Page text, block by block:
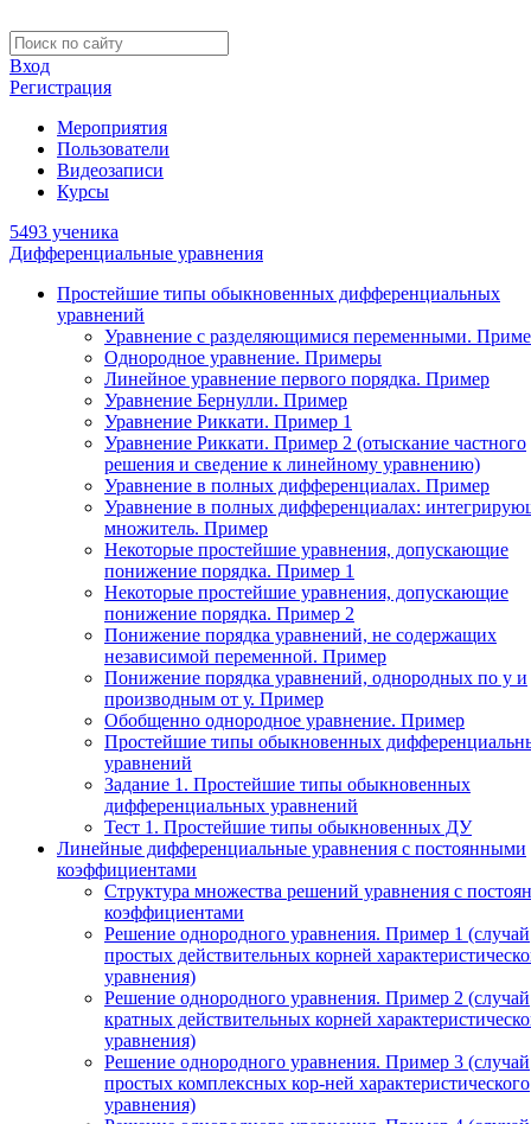
Вход
Регистрация
Мероприятия
Пользователи
Видеозаписи
Курсы
5493 ученика
Дифференциальные уравнения
Простейшие типы обыкновенных дифференциальных
уравнений
Уравнение с разделяющимися переменными.
Однородное уравнение. Примеры
Линейное уравнение первого порядка. Пример
Уравнение Бернулли. Пример
Уравнение Риккати. Пример 1
Уравнение Риккати. Пример 2 (отыскание частного
решения и сведение к линейному уравнению)
Уравнение в полных дифференциалах. Пример
Уравнение в полных дифференциалах:
множитель. Пример
Некоторые простейшие уравнения, допускающие
понижение порядка. Пример 1
Некоторые простейшие уравнения, допускающие
понижение порядка. Пример 2
Понижение порядка уравнений, не содержащих
независимой переменной. Пример
Понижение порядка уравнений, однородных по у и
производным от у. Пример
Обобщенно однородное уравнение. Пример
Простейшие типы обыкновенных
уравнений
Задание 1. Простейшие типы обыкновенных
дифференциальных уравнений
Тест 1. Простейшие типы обыкновенных ДУ
Линейные дифференциальные уравнения с постоянными
коэффициентами
Структура множества решений уравнения с
коэффициентами
Решение однородного уравнения. Пример 1 (случай
простых действительных корней
уравнения)
Решение однородного уравнения. Пример 2 (случай
кратных действительных корней
уравнения)
Решение однородного уравнения. Пример 3 (случай
простых комплексных кор-ней характеристического
уравнения)